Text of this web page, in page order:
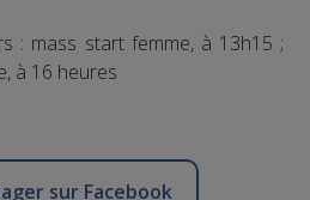
: mass start femme, à 13h15 ;
à 16 heures
sur Facebook